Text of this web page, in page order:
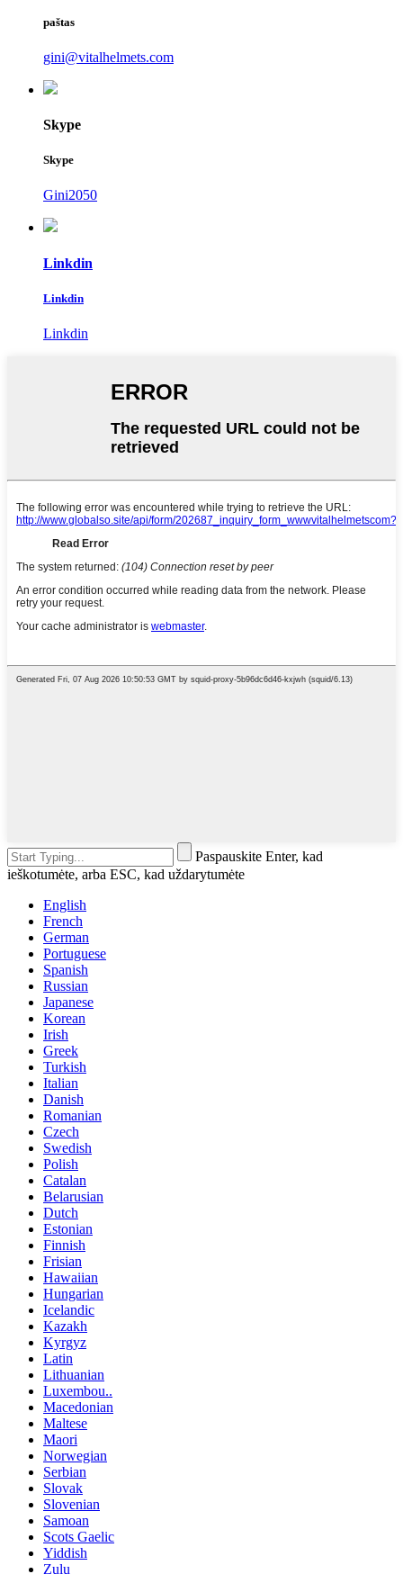
paštas
gini@vitalhelmets.com
Skype
Skype
Gini2050
Linkdin
Linkdin
Linkdin
Paspauskite Enter, kad
ieškotumėte, arba ESC, kad uždarytumėte
English
French
German
Portuguese
Spanish
Russian
Japanese
Korean
Irish
Greek
Turkish
Italian
Danish
Romanian
Czech
Swedish
Polish
Catalan
Belarusian
Dutch
Estonian
Finnish
Frisian
Hawaiian
Hungarian
Icelandic
Kazakh
Kyrgyz
Latin
Lithuanian
Luxembou..
Macedonian
Maltese
Maori
Norwegian
Serbian
Slovak
Slovenian
Samoan
Scots Gaelic
Yiddish
Zulu